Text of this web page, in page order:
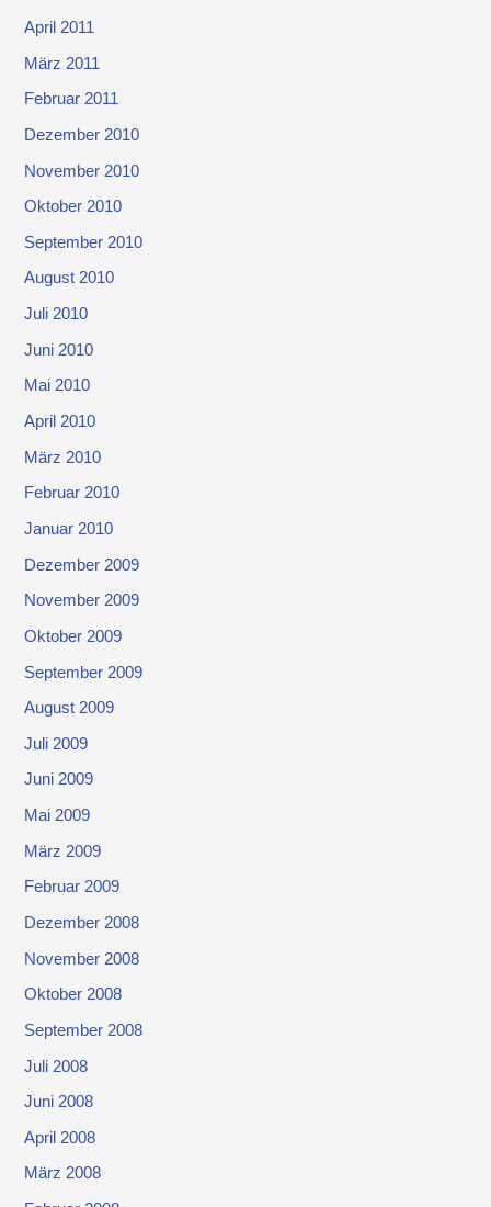
April 2011
März 2011
Februar 2011
Dezember 2010
November 2010
Oktober 2010
September 2010
August 2010
Juli 2010
Juni 2010
Mai 2010
April 2010
März 2010
Februar 2010
Januar 2010
Dezember 2009
November 2009
Oktober 2009
September 2009
August 2009
Juli 2009
Juni 2009
Mai 2009
März 2009
Februar 2009
Dezember 2008
November 2008
Oktober 2008
September 2008
Juli 2008
Juni 2008
April 2008
März 2008